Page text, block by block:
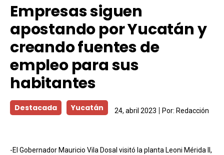
Empresas siguen
apostando por Yucatán y
creando fuentes de
empleo para sus
habitantes
Destacada Yucatán 24, abril 2023 Por: Redacción
-El Gobernador Mauricio Vila Dosal visitó la planta Leoni Mérida II,